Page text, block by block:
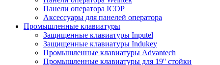
Панели оператора ICOP
Аксессуары для панелей оператора
Промышленные клавиатуры
Защищенные клавиатуры Inputel
Защищенные клавиатуры Indukey
Промышленные клавиатуры Advantech
Промышленные клавиатуры для 19'' стойки